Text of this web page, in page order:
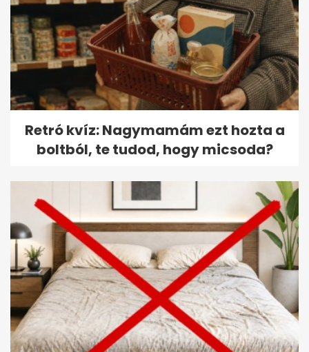
Retró kvíz: Nagymamám ezt hozta a
boltból, te tudod, hogy micsoda?